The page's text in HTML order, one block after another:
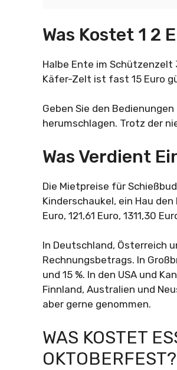
Was Kostet 1 2
Halbe Ente im Schützenzelt
Käfer-Zelt ist fast 15 Euro
Geben Sie den
herumschlagen. Trotz der
Was Verdient
Die Mietpreise für
Kinderschaukel, ein Hau
Euro, 121,61 Euro, 1311,30
In Deutschland, Österreich
Rechnungsbetrags. In
und 15 %. In den USA und
Finnland, Australien und
aber gerne genommen.
WAS KOSTET
OKTOBERFEST?